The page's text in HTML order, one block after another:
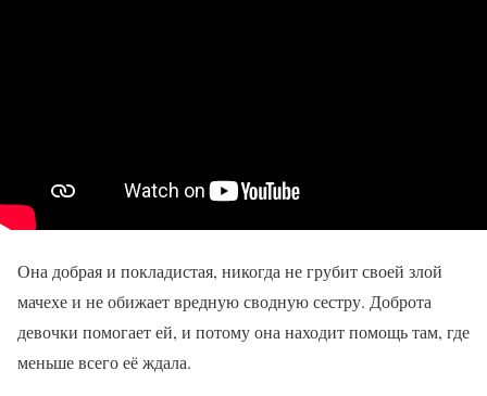
Она добрая и покладистая, никогда не грубит своей злой
мачехе и не обижает вредную сводную сестру. Доброта
девочки помогает ей, и потому она находит помощь там, где
меньше всего её ждала.